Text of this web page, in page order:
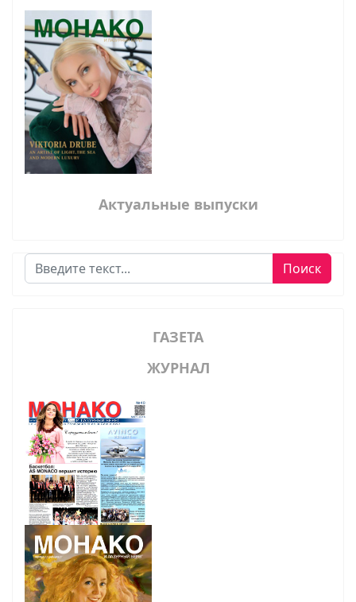
Актуальные выпуски
Поиск Поиск
ГАЗЕТА
ЖУРНАЛ